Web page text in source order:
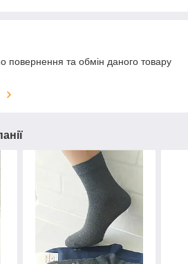
повернення та обмін даного товару